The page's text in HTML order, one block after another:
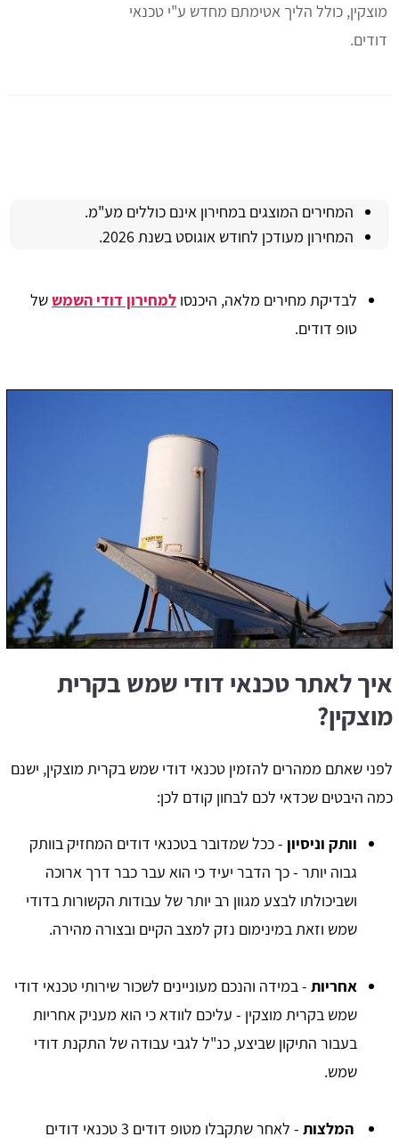
מוצקין, כולל הליך אטימתם מחדש ע"י טכנאי
דודים.
המחירים המוצגים במחירון אינם כוללים מע"מ.
המחירון מעודכן לחודש אוגוסט בשנת 2026.
לבדיקת מחירים מלאה, היכנסו למחירון דודי השמששל
טופ דודים.
איך לאתר טכנאי דודי שמש בקרית
מוצקין?
לפני שאתם ממהרים להזמין טכנאי דודי שמש בקרית מוצקין, ישנם
כמה היבטים שכדאי לכם לבחון קודם לכן:
וותק וניסיון - ככל שמדובר בטכנאי דודים המחזיק בוותק
גבוה יותר - כך הדבר יעיד כי הוא עבר כבר דרך ארוכה
ושביכולתו לבצע מגוון רב יותר של עבודות הקשורות בדודי
שמש וזאת במינימום נזק למצב הקיים ובצורה מהירה.
אחריות - במידה והנכם מעוניינים לשכור שירותי טכנאי דודי
שמש בקרית מוצקין - עליכם לוודא כי הוא מעניק אחריות
בעבור התיקון שביצע, כנ"ל לגבי עבודה של התקנת דודי
שמש.
המלצות
- לאחר שתקבלו מטופ דודים 3 טכנאי דודים